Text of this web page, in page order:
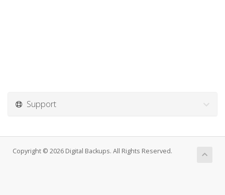
Support
Copyright © 2026 Digital Backups. All Rights Reserved.